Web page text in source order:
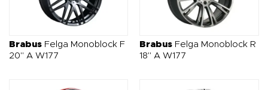
Brabus Felga Monoblock F
20" A W177
Brabus Felga Monoblock R
18" A W177